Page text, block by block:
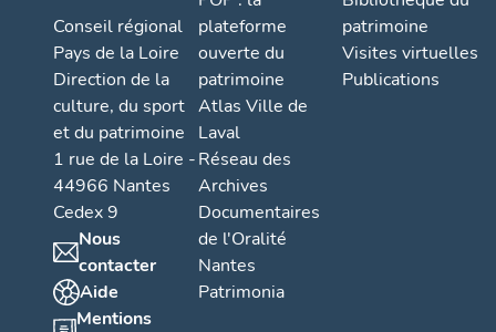
Conseil régional
Pays de la Loire
Direction de la
culture, du sport
et du patrimoine
1 rue de la Loire -
44966 Nantes
Cedex 9
Nous
contacter
Aide
Mentions
plateforme
ouverte du
patrimoine
Atlas Ville de
Laval
Réseau des
Archives
Documentaires
de l'Oralité
Nantes
Patrimonia
patrimoine
Visites virtuelles
Publications